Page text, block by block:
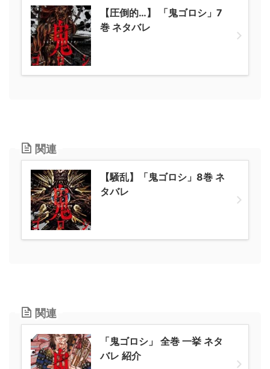
【圧倒的…】 「鬼ゴロシ」7
巻 ネタバレ
関連
【騒乱】「鬼ゴロシ」8巻 ネ
タバレ
関連
「鬼ゴロシ」 全巻 一挙 ネタ
バレ 紹介